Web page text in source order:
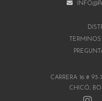
CARRERA 16 #
CHICÓ,